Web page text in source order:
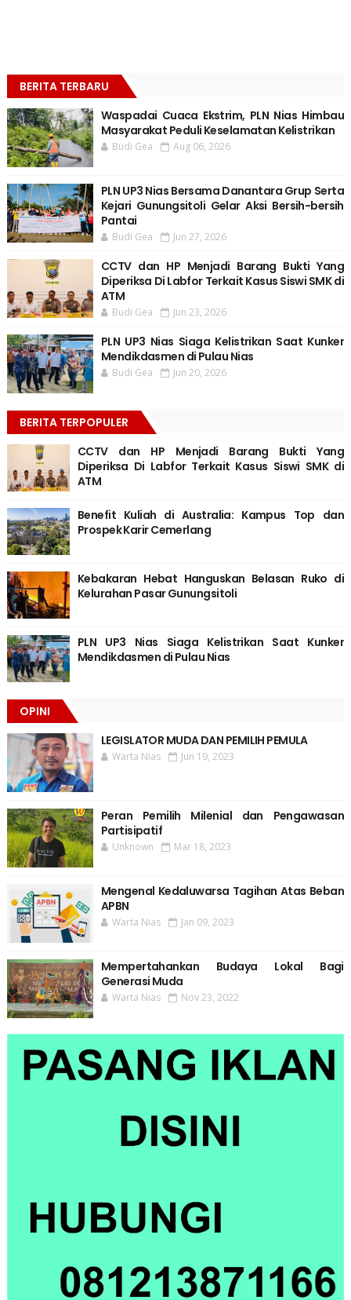
BERITA TERBARU
Waspadai Cuaca Ekstrim, PLN Nias Himbau
Masyarakat Peduli Keselamatan Kelistrikan
Budi Gea Aug 06, 2026
PLN UP3 Nias Bersama Danantara Grup Serta
Kejari Gunungsitoli Gelar Aksi Bersih-bersih
Pantai
Budi Gea Jun 27, 2026
CCTV dan HP Menjadi Barang Bukti Yang
Diperiksa Di Labfor Terkait Kasus Siswi SMK di
ATM
Budi Gea Jun 23, 2026
PLN UP3 Nias Siaga Kelistrikan Saat Kunker
Mendikdasmen di Pulau Nias
Budi Gea Jun 20, 2026
BERITA TERPOPULER
CCTV dan HP Menjadi Barang Bukti Yang
Diperiksa Di Labfor Terkait Kasus Siswi SMK di
ATM
Benefit Kuliah di Australia: Kampus Top dan
Prospek Karir Cemerlang
Kebakaran Hebat Hanguskan Belasan Ruko di
Kelurahan Pasar Gunungsitoli
PLN UP3 Nias Siaga Kelistrikan Saat Kunker
Mendikdasmen di Pulau Nias
OPINI
LEGISLATOR MUDA DAN PEMILIH PEMULA
Warta Nias Jun 19, 2023
Peran Pemilih Milenial dan Pengawasan
Partisipatif
Unknown Mar 18, 2023
Mengenal Kedaluwarsa Tagihan Atas Beban
APBN
Warta Nias Jan 09, 2023
Mempertahankan Budaya Lokal Bagi
Generasi Muda
Warta Nias Nov 23, 2022